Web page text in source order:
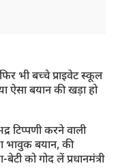
भी बच्चे प्राइवेट स्कूल
ऐसा बयान की खड़ा हो
टिप्पणी करने वाली
भावुक बयान, की
को गोद लें प्रधानमंत्री